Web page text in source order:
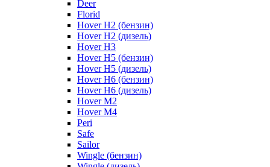
Deer
Florid
Hover H2 (бензин)
Hover H2 (дизель)
Hover H3
Hover H5 (бензин)
Hover H5 (дизель)
Hover H6 (бензин)
Hover H6 (дизель)
Hover M2
Hover M4
Peri
Safe
Sailor
Wingle (бензин)